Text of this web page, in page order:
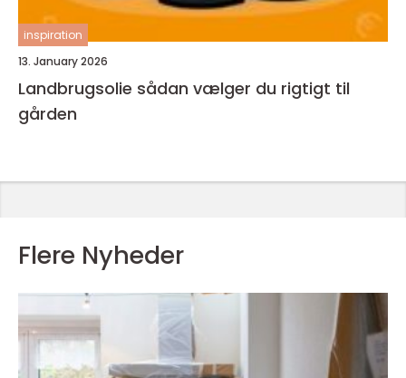
inspiration
13. January 2026
Landbrugsolie sådan vælger du rigtigt til
gården
Flere Nyheder